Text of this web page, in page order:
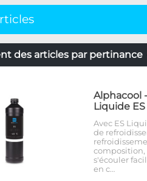
des articles par pertinance
Alphacool -
Liquide
Avec ES
de
composition,
s'écouler
en c…